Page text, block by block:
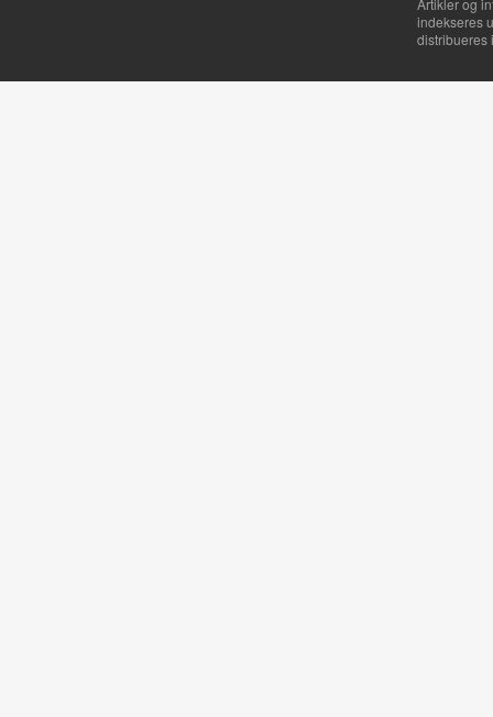
Artikler og
indekseres
distribueres